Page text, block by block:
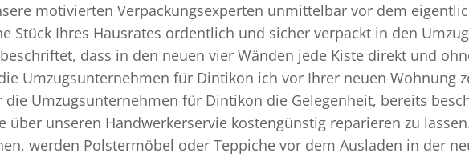
motivierten Verpackungsexperten unmittelbar vor dem
Stück Ihres Hausrates ordentlich und sicher verpackt in den
dass in den neuen vier Wänden jede Kiste direkt und
Umzugsunternehmen für Dintikon ich vor Ihrer neuen Wohnung
die Umzugsunternehmen für Dintikon die Gelegenheit, bereits
über unseren Handwerkerservie kostengünstig reparieren zu
werden Polstermöbel oder Teppiche vor dem Ausladen in der